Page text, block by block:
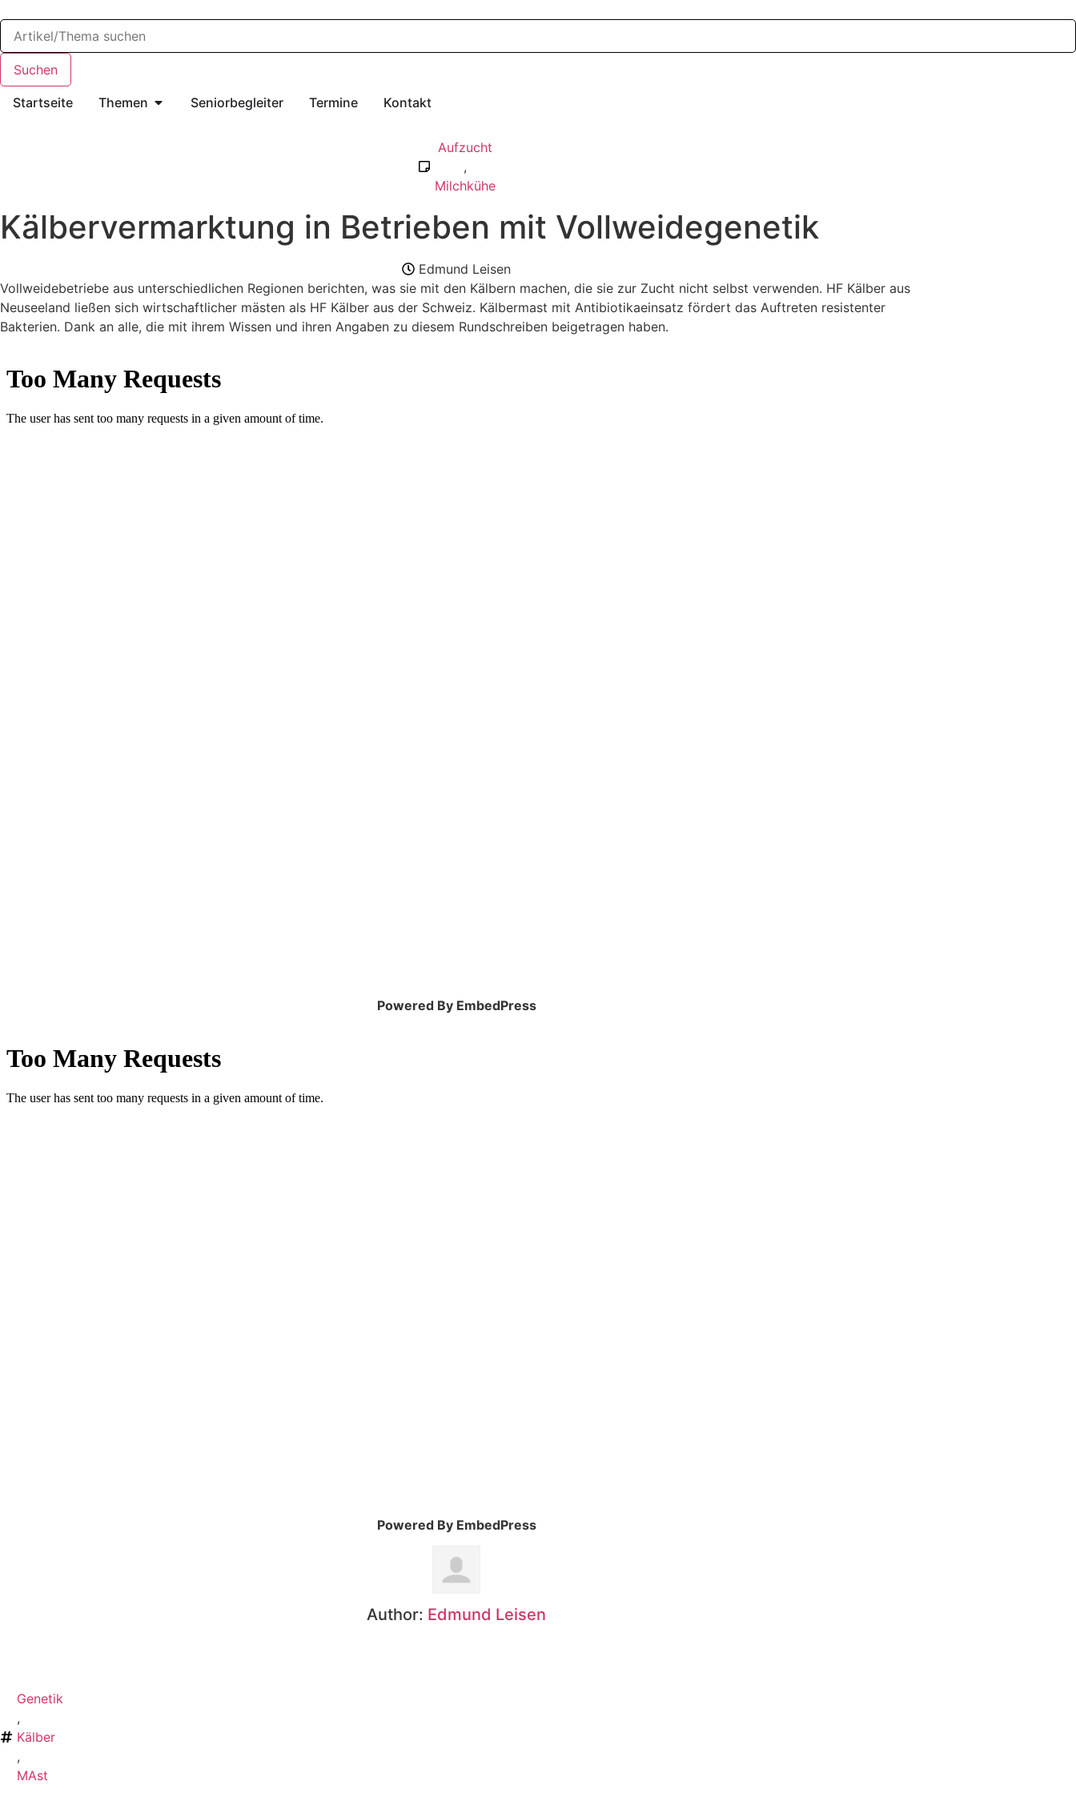
Startseite Themen Seniorbegleiter Termine Kontakt
Aufzucht
,
Milchkühe
Kälbervermarktung in Betrieben mit Vollweidegenetik
Edmund Leisen
Vollweidebetriebe aus unterschiedlichen Regionen berichten, was sie mit den Kälbern machen, die sie zur Zucht nicht selbst verwenden. HF Kälber aus
Neuseeland ließen sich wirtschaftlicher mästen als HF Kälber aus der Schweiz. Kälbermast mit Antibiotikaeinsatz fördert das Auftreten resistenter
Bakterien. Dank an alle, die mit ihrem Wissen und ihren Angaben zu diesem Rundschreiben beigetragen haben.
Powered By EmbedPress
Powered By EmbedPress
Author: Edmund Leisen
Genetik
,
Kälber
,
MAst